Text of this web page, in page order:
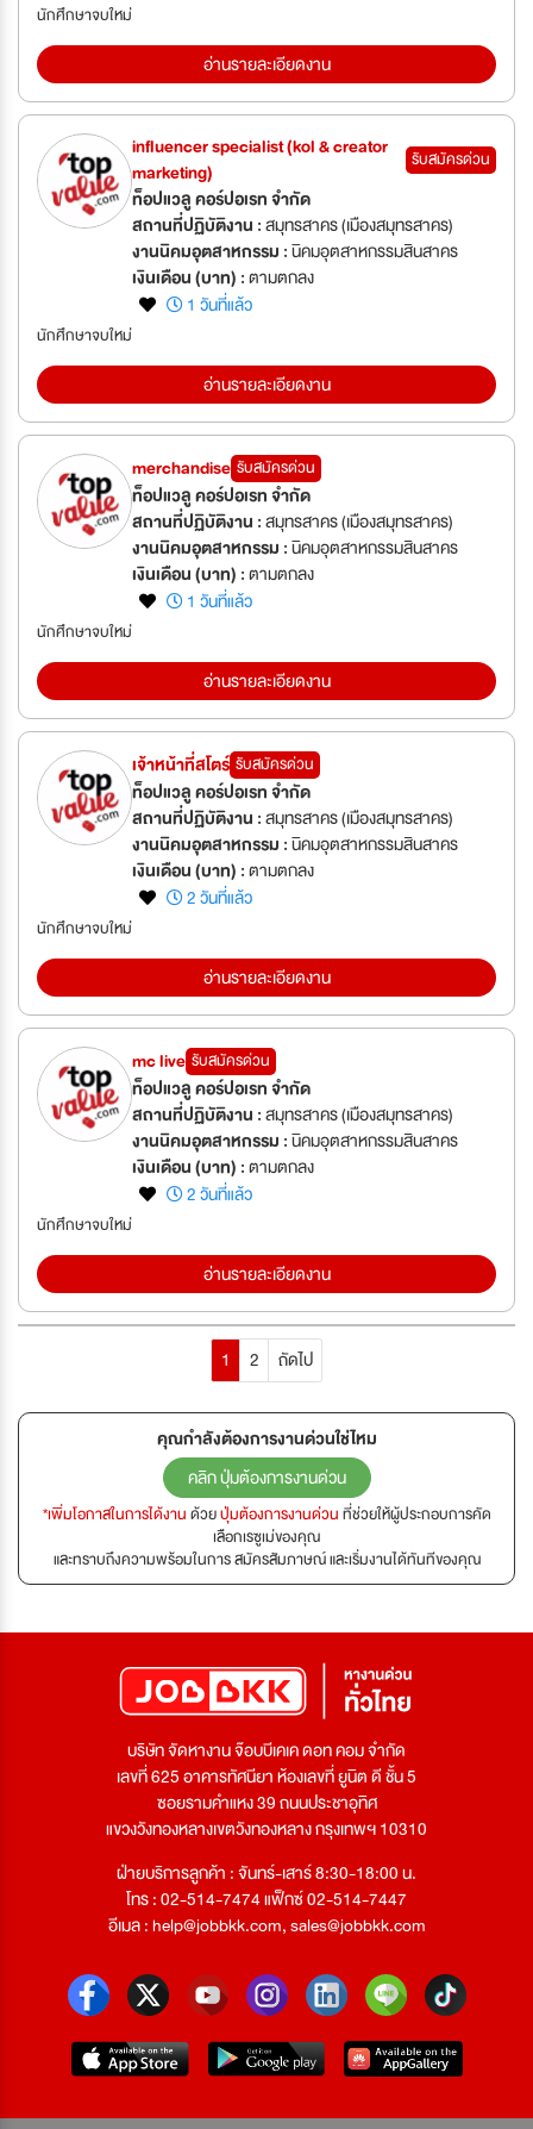
นักศึกษาจบใหม่
อ่านรายละเอียดงาน
influencer specialist (kol & creator
marketing)
รับสมัครด่วน
ท็อปแวลู คอร์ปอเรท จำกัด
สถานที่ปฏิบัติงาน :สมุทรสาคร (เมืองสมุทรสาคร)
งานนิคมอุตสาหกรรม :นิคมอุตสาหกรรมสินสาคร
เงินเดือน (บาท) :ตามตกลง
1 วันที่แล้ว
นักศึกษาจบใหม่
อ่านรายละเอียดงาน
merchandise รับสมัครด่วน
ท็อปแวลู คอร์ปอเรท จำกัด
สถานที่ปฏิบัติงาน :สมุทรสาคร (เมืองสมุทรสาคร)
งานนิคมอุตสาหกรรม :นิคมอุตสาหกรรมสินสาคร
เงินเดือน (บาท) :ตามตกลง
1 วันที่แล้ว
นักศึกษาจบใหม่
อ่านรายละเอียดงาน
เจ้าหน้าที่สโตร์ รับสมัครด่วน
ท็อปแวลู คอร์ปอเรท จำกัด
สถานที่ปฏิบัติงาน :สมุทรสาคร (เมืองสมุทรสาคร)
งานนิคมอุตสาหกรรม :นิคมอุตสาหกรรมสินสาคร
เงินเดือน (บาท) :ตามตกลง
2 วันที่แล้ว
นักศึกษาจบใหม่
อ่านรายละเอียดงาน
mc live รับสมัครด่วน
ท็อปแวลู คอร์ปอเรท จำกัด
สถานที่ปฏิบัติงาน :สมุทรสาคร (เมืองสมุทรสาคร)
งานนิคมอุตสาหกรรม :นิคมอุตสาหกรรมสินสาคร
เงินเดือน (บาท) :ตามตกลง
2 วันที่แล้ว
นักศึกษาจบใหม่
อ่านรายละเอียดงาน
1 2 ถัดไป
คุณกำลังต้องการงานด่วนใช่ไหม
คลิก ปุ่มต้องการงานด่วน
*เพิ่มโอกาสในการได้งานด้วยปุ่มต้องการงานด่วนที่ช่วยให้ผู้ประกอบการคัด
เลือกเรซูเม่ของคุณ
และทราบถึงความพร้อมในการ สมัครสัมภาษณ์ และเริ่มงานได้ทันทีของคุณ
บริษัท จัดหางาน จ๊อบบีเคเค ดอท คอม จำกัด
เลขที่ 625 อาคารทัศนียา ห้องเลขที่ ยูนิต ดี ชั้น 5
ซอยรามคำแหง 39 ถนนประชาอุทิศ
แขวงวังทองหลางเขตวังทองหลาง กรุงเทพฯ 10310
ฝ่ายบริการลูกค้า : จันทร์-เสาร์ 8:30-18:00 น.
โทร : 02-514-7474 แฟ็กซ์ 02-514-7447
อีเมล :help@jobbkk.com,sales@jobbkk.com